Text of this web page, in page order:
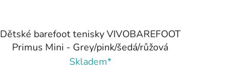
Dětské barefoot tenisky VIVOBAREFOOT
Primus Mini - Grey/pink/šedá/růžová
Skladem*